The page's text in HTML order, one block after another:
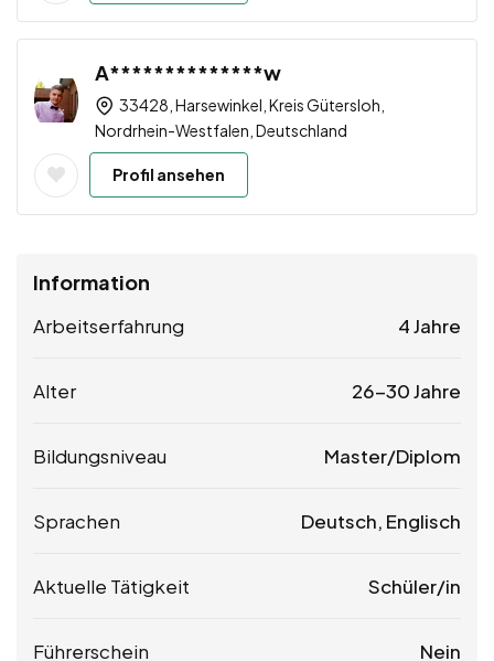
A**************w
33428, Harsewinkel, Kreis Gütersloh,
Nordrhein-Westfalen, Deutschland
Profil ansehen
Information
Arbeitserfahrung 4 Jahre
Alter 26-30 Jahre
Bildungsniveau Master/Diplom
Sprachen Deutsch, Englisch
Aktuelle Tätigkeit Schüler/in
Führerschein Nein